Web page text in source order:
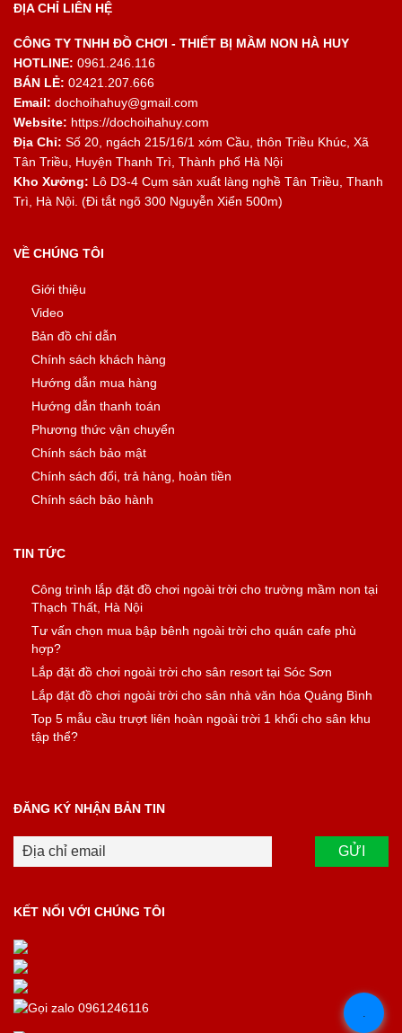
ĐỊA CHỈ LIÊN HỆ
CÔNG TY TNHH ĐỒ CHƠI - THIẾT BỊ MẦM NON HÀ HUY
HOTLINE: 0961.246.116
BÁN LẺ: 02421.207.666
Email: dochoihahuy@gmail.com
Website: https://dochoihahuy.com
Địa Chỉ: Số 20, ngách 215/16/1 xóm Cầu, thôn Triều Khúc, Xã
Tân Triều, Huyện Thanh Trì, Thành phố Hà Nội
Kho Xưởng: Lô D3-4 Cụm sản xuất làng nghề Tân Triều, Thanh
Trì, Hà Nội. (Đi tắt ngõ 300 Nguyễn Xiển 500m)
VỀ CHÚNG TÔI
Giới thiệu
Video
Bản đồ chỉ dẫn
Chính sách khách hàng
Hướng dẫn mua hàng
Hướng dẫn thanh toán
Phương thức vận chuyển
Chính sách bảo mật
Chính sách đổi, trả hàng, hoàn tiền
Chính sách bảo hành
TIN TỨC
Công trình lắp đặt đồ chơi ngoài trời cho trường mầm non tại
Thạch Thất, Hà Nội
Tư vấn chọn mua bập bênh ngoài trời cho quán cafe phù
hợp?
Lắp đặt đồ chơi ngoài trời cho sân resort tại Sóc Sơn
Lắp đặt đồ chơi ngoài trời cho sân nhà văn hóa Quảng Bình
Top 5 mẫu cầu trượt liên hoàn ngoài trời 1 khối cho sân khu
tập thể?
ĐĂNG KÝ NHẬN BẢN TIN
KẾT NỐI VỚI CHÚNG TÔI
.